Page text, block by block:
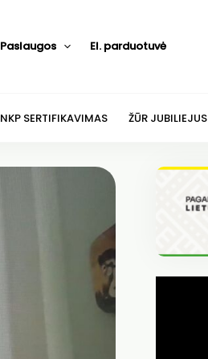
Paslaugos El. parduotuvė
NKP SERTIFIKAVIMAS ŽŪR JUBILIEJUS